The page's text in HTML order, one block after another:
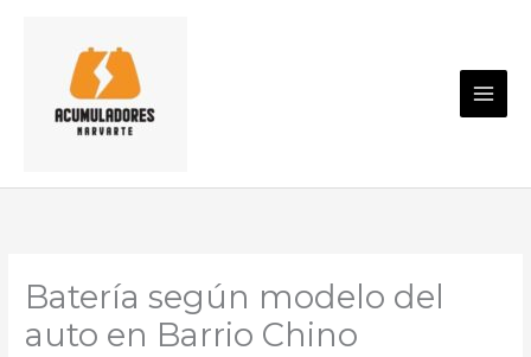
contenido
Batería según modelo del
auto en Barrio Chino